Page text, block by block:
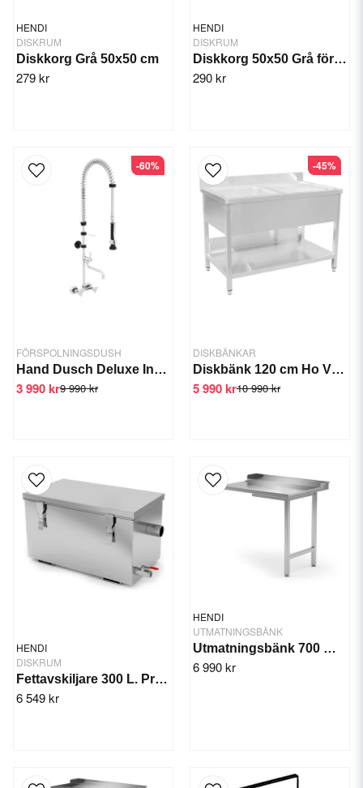
HENDI
DISKRUM
Diskkorg Grå 50x50 cm
279 kr
HENDI
DISKRUM
Diskkorg 50x50 Grå för tallrikar
290 kr
FÖRSPOLNINGSDUSH
Hand Dusch Deluxe Inkl. blandare
9 990 kr
3 990 kr
-60%
DISKBÄNKAR
Diskbänk 120 cm Ho Vänster
10 990 kr
5 990 kr
-45%
HENDI
DISKRUM
Fettavskiljare 300 L. Profi Line
6 549 kr
HENDI
UTMATNINGSBÄNK
Utmatningsbänk 700 mm Höger
6 990 kr